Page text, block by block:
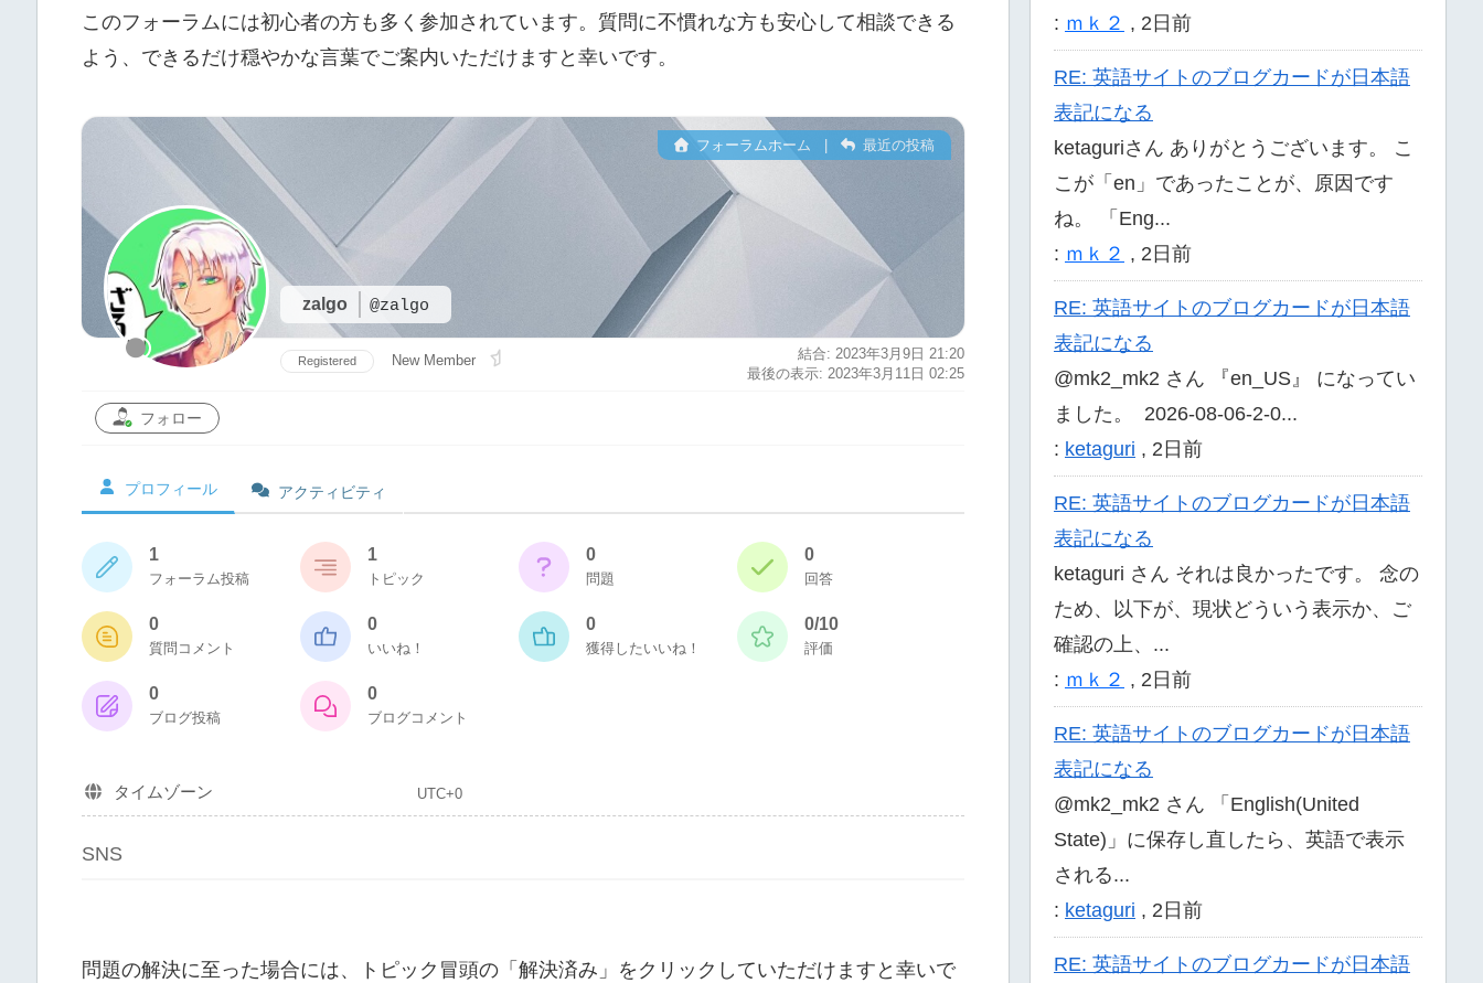
このフォーラムには初心者の方も多く参加されています。質問に不慣れな方も安心して相談できる
よう、できるだけ穏やかな言葉でご案内いただけますと幸いです。
zalgo @zalgo
フォーラムホーム 最近の投稿
Registered New Member
結合: 2023年3月9日 21:20
最後の表示: 2023年3月11日 02:25
フォロー
プロフィール アクティビティ
1
フォーラム投稿
1
トピック
0
問題
0
回答
0
質問コメント
0
いいね！
0
獲得したいいね！
0/10
評価
0
ブログ投稿
0
ブログコメント
タイムゾーン UTC+0
SNS
問題の解決に至った場合には、トピック冒頭の「解決済み」をクリックしていただけますと幸いで
: ｍｋ２ , 2日前
RE: 英語サイトのブログカードが日本語
表記になる
ketaguriさん ありがとうございます。 こ
こが「en」であったことが、原因です
ね。 「Eng...
: ｍｋ２ , 2日前
RE: 英語サイトのブログカードが日本語
表記になる
@mk2_mk2 さん 『en_US』 になってい
ました。 2026-08-06-2-0...
: ketaguri , 2日前
RE: 英語サイトのブログカードが日本語
表記になる
ketaguri さん それは良かったです。 念の
ため、以下が、現状どういう表示か、ご
確認の上、...
: ｍｋ２ , 2日前
RE: 英語サイトのブログカードが日本語
表記になる
@mk2_mk2 さん 「English(United
State)」に保存し直したら、英語で表示
される...
: ketaguri , 2日前
RE: 英語サイトのブログカードが日本語